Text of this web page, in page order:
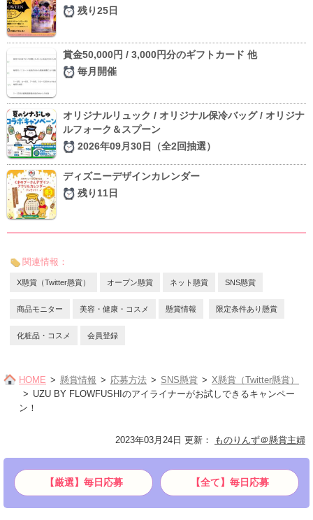
残り25日
賞金50,000円 / 3,000円分のギフトカード 他
毎月開催
オリジナルリュック / オリジナル保冷バッグ / オリジナ
ルフォーク＆スプーン
2026年09月30日（全2回抽選）
ディズニーデザインカレンダー
残り11日
関連情報：
X懸賞（Twitter懸賞） オープン懸賞 ネット懸賞 SNS懸賞
商品モニター 美容・健康・コスメ 懸賞情報 限定条件あり懸賞
化粧品・コスメ 会員登録
HOME 懸賞情報 応募方法 SNS懸賞
X懸賞（Twitter懸賞）
UZU BY FLOWFUSHIのアイライナーがお試しできるキャンペー
ン！
2023年03月24日 更新 ： ものりんず＠懸賞主婦
【厳選】毎日応募 【全て】毎日応募